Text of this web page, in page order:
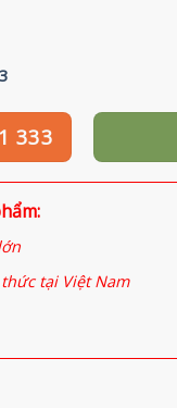
333
tại Việt Nam